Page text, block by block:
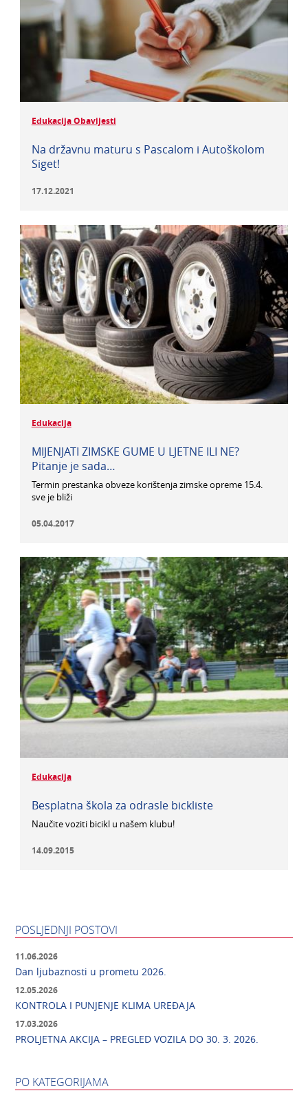
Edukacija Obavijesti
Na državnu maturu s Pascalom i Autoškolom
Siget!
17.12.2021
Edukacija
MIJENJATI ZIMSKE GUME U LJETNE ILI NE?
Pitanje je sada…
Termin prestanka obveze korištenja zimske opreme 15.4.
sve je bliži
05.04.2017
Edukacija
Besplatna škola za odrasle bickliste
Naučite voziti bicikl u našem klubu!
14.09.2015
POSLJEDNJI POSTOVI
11.06.2026
Dan ljubaznosti u prometu 2026.
12.05.2026
KONTROLA I PUNJENJE KLIMA UREĐAJA
17.03.2026
PROLJETNA AKCIJA – PREGLED VOZILA DO 30. 3. 2026.
PO KATEGORIJAMA